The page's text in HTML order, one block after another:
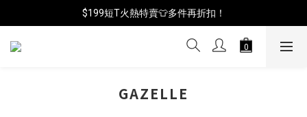
📦年中破盤出清(買鞋送襪)
$199短T火熱特賣👕多件再折扣！
📦年中破盤出清(買鞋送襪)
GAZELLE